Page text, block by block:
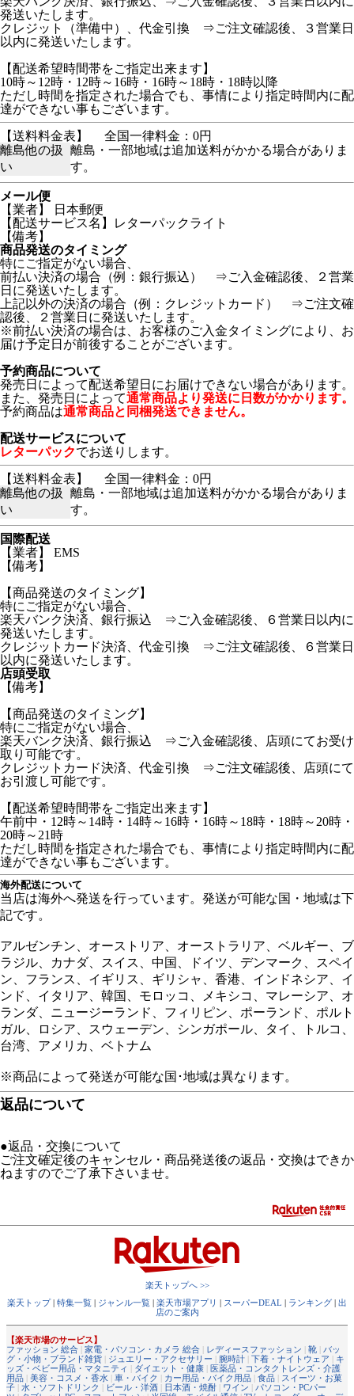
発送いたします。
クレジット（準備中）、代金引換 ⇒ご注文確認後、３営業日
以内に発送いたします。
【配送希望時間帯をご指定出来ます】
10時～12時・12時～16時・16時～18時・18時以降
ただし時間を指定された場合でも、事情により指定時間内に配
達ができない事もございます。
【送料料金表】
全国一律料金：0円
離島他の扱
い
離島・一部地域は追加送料がかかる場合がありま
す。
メール便
【業者】 日本郵便
【配送サービス名】レターパックライト
【備考】
商品発送のタイミング
特にご指定がない場合、
前払い決済の場合（例：銀行振込） ⇒ご入金確認後、２営業
日に発送いたします。
上記以外の決済の場合（例：クレジットカード） ⇒ご注文確
認後、２営業日に発送いたします。
※前払い決済の場合は、お客様のご入金タイミングにより、お
届け予定日が前後することがございます。
予約商品について
発売日によって配送希望日にお届けできない場合があります。
また、発売日によって通常商品より発送に日数がかかります。
予約商品は通常商品と同梱発送できません。
配送サービスについて
レターパックでお送りします。
【送料料金表】
全国一律料金：0円
離島他の扱
い
離島・一部地域は追加送料がかかる場合がありま
す。
国際配送
【業者】 EMS
【備考】
【商品発送のタイミング】
特にご指定がない場合、
楽天バンク決済、銀行振込 ⇒ご入金確認後、６営業日以内に
発送いたします。
クレジットカード決済、代金引換 ⇒ご注文確認後、６営業日
以内に発送いたします。
店頭受取
【備考】
【商品発送のタイミング】
特にご指定がない場合、
楽天バンク決済、銀行振込 ⇒ご入金確認後、店頭にてお受け
取り可能です。
クレジットカード決済、代金引換 ⇒ご注文確認後、店頭にて
お引渡し可能です。
【配送希望時間帯をご指定出来ます】
午前中・12時～14時・14時～16時・16時～18時・18時～20時・
20時～21時
ただし時間を指定された場合でも、事情により指定時間内に配
達ができない事もございます。
海外配送について
当店は海外へ発送を行っています。発送が可能な国・地域は下
記です。
アルゼンチン、オーストリア、オーストラリア、ベルギー、ブ
ラジル、カナダ、スイス、中国、ドイツ、デンマーク、スペイ
ン、フランス、イギリス、ギリシャ、香港、インドネシア、イ
ンド、イタリア、韓国、モロッコ、メキシコ、マレーシア、オ
ランダ、ニュージーランド、フィリピン、ポーランド、ポルト
ガル、ロシア、スウェーデン、シンガポール、タイ、トルコ、
台湾、アメリカ、ベトナム
※商品によって発送が可能な国･地域は異なります。
返品について
●返品・交換について
ご注文確定後のキャンセル・商品発送後の返品・交換はできか
ねますのでご了承下さいませ。
楽天トップへ >>
楽天トップ| 特集一覧 | ジャンル一覧 | 楽天市場アプリ | スーパーDEAL | ランキング | 出
店のご案内
【楽天市場のサービス】
ファッション 総合 | 家電・パソコン・カメラ 総合 | レディースファッション | 靴 | バッ
グ・小物・ブランド雑貨 | ジュエリー・アクセサリー | 腕時計 | 下着・ナイトウェア | キ
ッズ・ベビー用品・マタニティ | ダイエット・健康 | 医薬品・コンタクトレンズ・介護
用品 | 美容・コスメ・香水 | 車・バイク | カー用品・バイク用品 | 食品 | スイーツ・お菓
子 | 水・ソフトドリンク | ビール・洋酒 | 日本酒・焼酎 | ワイン | パソコン・PCパー